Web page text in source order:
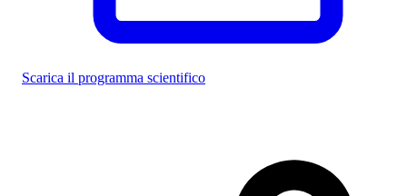
Scarica il programma scientifico